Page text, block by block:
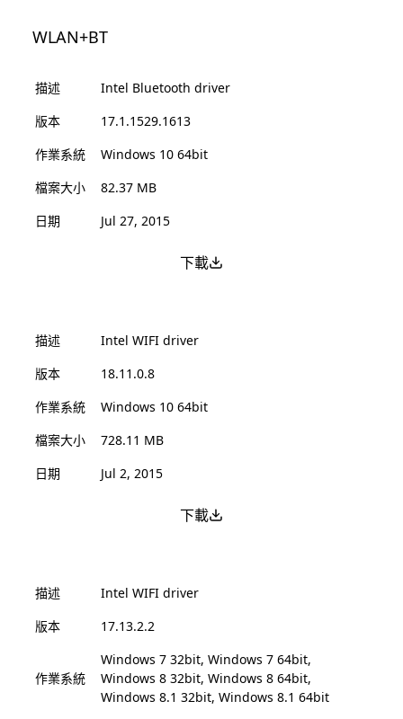
WLAN+BT
描述
Intel Bluetooth driver
版本
17.1.1529.1613
作業系統
Windows 10 64bit
檔案大小
82.37 MB
日期
Jul 27, 2015
下載
描述
Intel WIFI driver
版本
18.11.0.8
作業系統
Windows 10 64bit
檔案大小
728.11 MB
日期
Jul 2, 2015
下載
描述
Intel WIFI driver
版本
17.13.2.2
作業系統
Windows 7 32bit, Windows 7 64bit,
Windows 8 32bit, Windows 8 64bit,
Windows 8.1 32bit, Windows 8.1 64bit